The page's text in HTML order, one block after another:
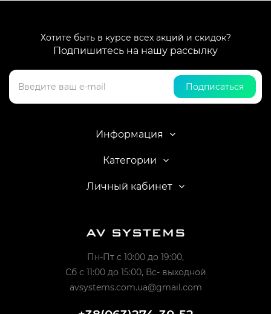
Хотите быть в курсе всех акций и скидок?
Подпишитесь на нашу рассылку
Подписаться
Информация
Категории
Личный кабинет
Пн-Пт с 10:00 до 19:00,
Сб с 11:00 до 15:00, Вс- выходной
avsystems.com.ua@gmail.com